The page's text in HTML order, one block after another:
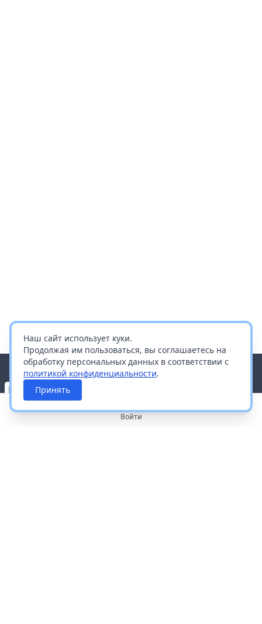
Наш сайт использует куки.
Продолжая им пользоваться, вы соглашаетесь на
обработку персональных данных в соответствии с
политикой конфиденциальности.
Принять
Войти